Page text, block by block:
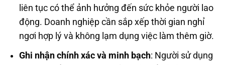
liên tục có thể ảnh hưởng đến sức khỏe người lao
động. Doanh nghiệp cần sắp xếp thời gian nghỉ
ngơi hợp lý và không lạm dụng việc làm thêm giờ.
Ghi nhận chính xác và minh bạch: Người sử dụng